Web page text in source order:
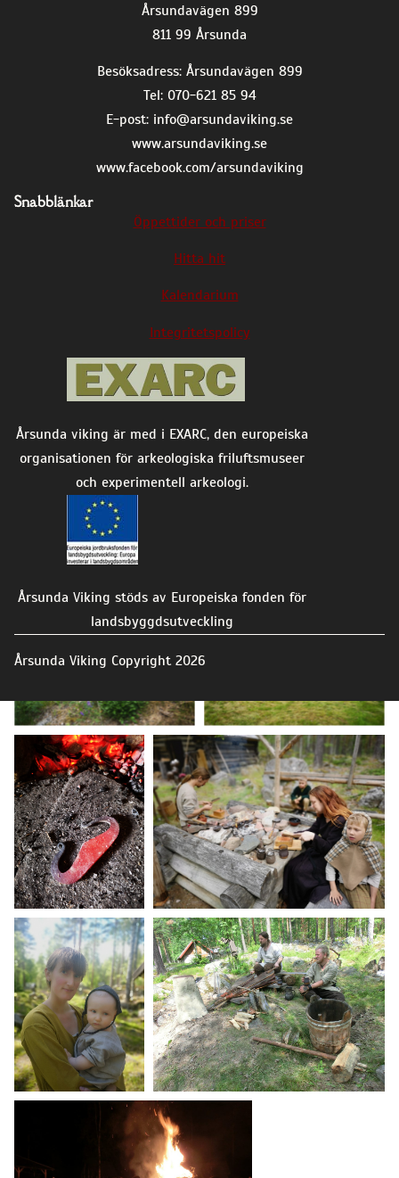
Årsundavägen 899
811 99 Årsunda
Besöksadress: Årsundavägen 899
Tel: 070-621 85 94
E-post: info@arsundaviking.se
www.arsundaviking.se
www.facebook.com/arsundaviking
Snabblänkar
Öppettider och priser
Hitta hit
Kalendarium
Integritetspolicy
Årsunda viking är med i EXARC, den europeiska
organisationen för arkeologiska friluftsmuseer
och experimentell arkeologi.
Årsunda Viking stöds av Europeiska fonden för
landsbyggdsutveckling
Årsunda Viking Copyright 2026